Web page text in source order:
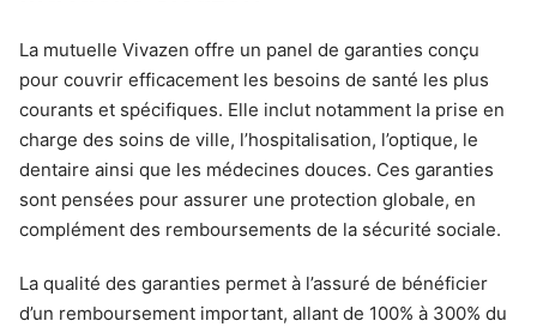
La mutuelle Vivazen offre un panel de garanties conçu
pour couvrir efficacement les besoins de santé les plus
courants et spécifiques. Elle inclut notamment la prise en
charge des soins de ville, l’hospitalisation, l’optique, le
dentaire ainsi que les médecines douces. Ces garanties
sont pensées pour assurer une protection globale, en
complément des remboursements de la sécurité sociale.
La qualité des garanties permet à l’assuré de bénéficier
d’un remboursement important, allant de 100% à 300% du